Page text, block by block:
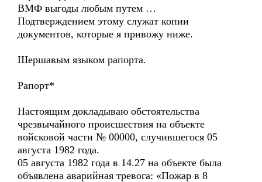
ВМФ выгоды любым путем …
Подтверждением этому служат копии
документов, которые я привожу ниже.
Шершавым языком рапорта.
Рапорт*
Настоящим докладываю обстоятельства
чрезвычайного происшествия на объекте
войсковой части № 00000, случившегося 05
августа 1982 года.
05 августа 1982 года в 14.27 на объекте была
объявлена аварийная тревога: «Пожар в 8